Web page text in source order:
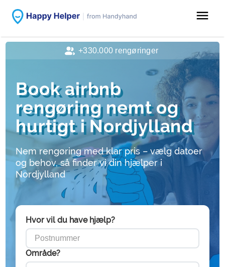
menu
Book airbnb
rengøring nemt og
hurtigt i Nordjylland
Nem rengøring med klar pris – vælg datoer
og behov, så finder vi din hjælper i
Nordjylland
Hvor vil du have hjælp?
Område?
+330.000 rengøringer